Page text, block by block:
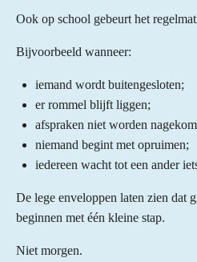
Ook op school gebeurt het
Bijvoorbeeld wanneer:
iemand wordt buitengesloten;
er rommel blijft liggen;
afspraken niet worden
niemand begint met opruimen;
iedereen wacht tot een ander
De lege enveloppen laten zien dat
beginnen met één kleine stap.
Niet morgen.